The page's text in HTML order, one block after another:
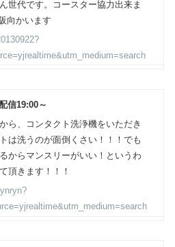
世代です。コースター協力出来ま
向かいます
信19:00～
ら、コンタクト洗浄機をいただき
は洗うのが面倒くさい！！！でも
からマンスリーがいい！というわ
頂きます！！！